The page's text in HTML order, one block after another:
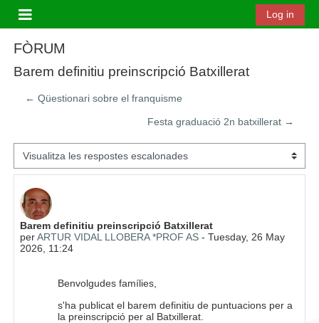
Panell lateral
Log in
FÒRUM
Barem definitiu preinscripció Batxillerat
← Qüestionari sobre el franquisme
Festa graduació 2n batxillerat →
Mode de visualització
Barem definitiu preinscripció Batxillerat
perARTUR VIDAL LLOBERA *PROF AS -Tuesday, 26 May
2026, 11:24
Nombre de respostes: 0
Benvolgudes famílies,
s'ha publicat el barem definitiu de puntuacions per a
la preinscripció per al Batxillerat.